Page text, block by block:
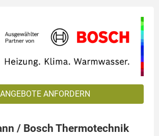
ANGEBOTE ANFORDERN
/ Bosch Thermotechnik